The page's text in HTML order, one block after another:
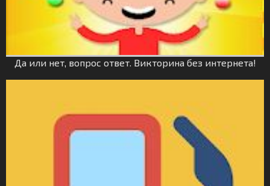
Да или нет, вопрос ответ. Викторина без интернета!